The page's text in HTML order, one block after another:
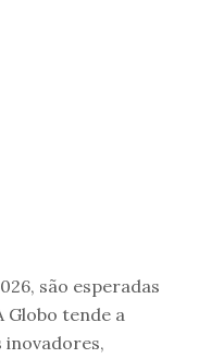
são esperadas
Globo tende a
inovadores,